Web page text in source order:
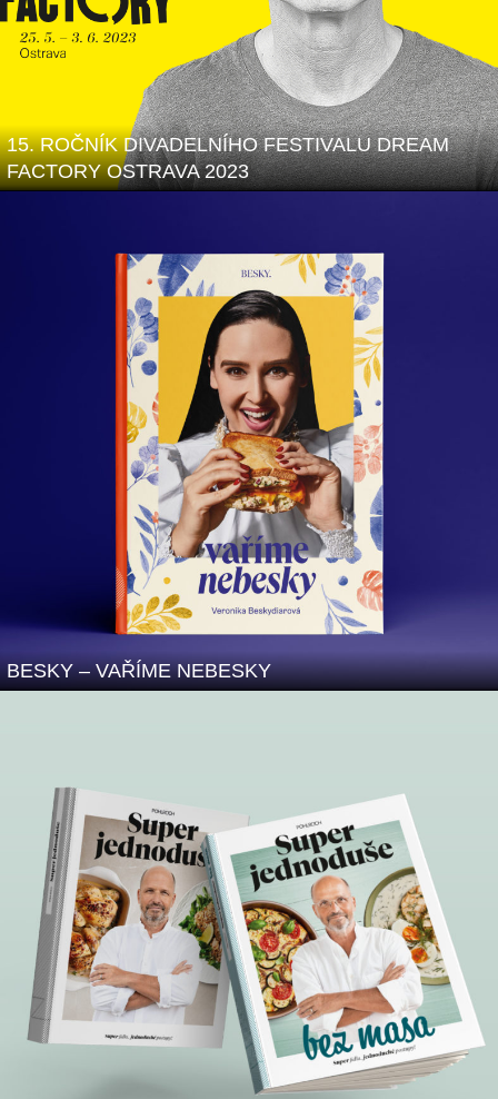
15. ROČNÍK DIVADELNÍHO FESTIVALU DREAM
FACTORY OSTRAVA 2023
BESKY – VAŘÍME NEBESKY